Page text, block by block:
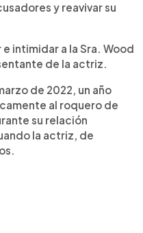
y reavivar su
intimidar a la Sra. Wood
de la actriz.
de 2022, un año
al roquero de
su relación
la actriz, de